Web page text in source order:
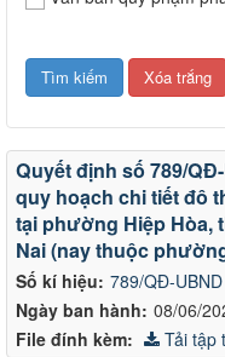
Số kí hiệu: 789/QĐ-UBND
Ngày ban hành: 08/06/
Quyết định số 789/
quy hoạch chi tiết đô
tại phường Hiệp Hòa,
Nai (nay thuộc
File đính kèm: Tải tập